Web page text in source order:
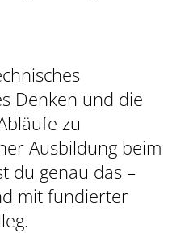
Denken und die
zu
Ausbildung beim
du genau das –
mit fundierter